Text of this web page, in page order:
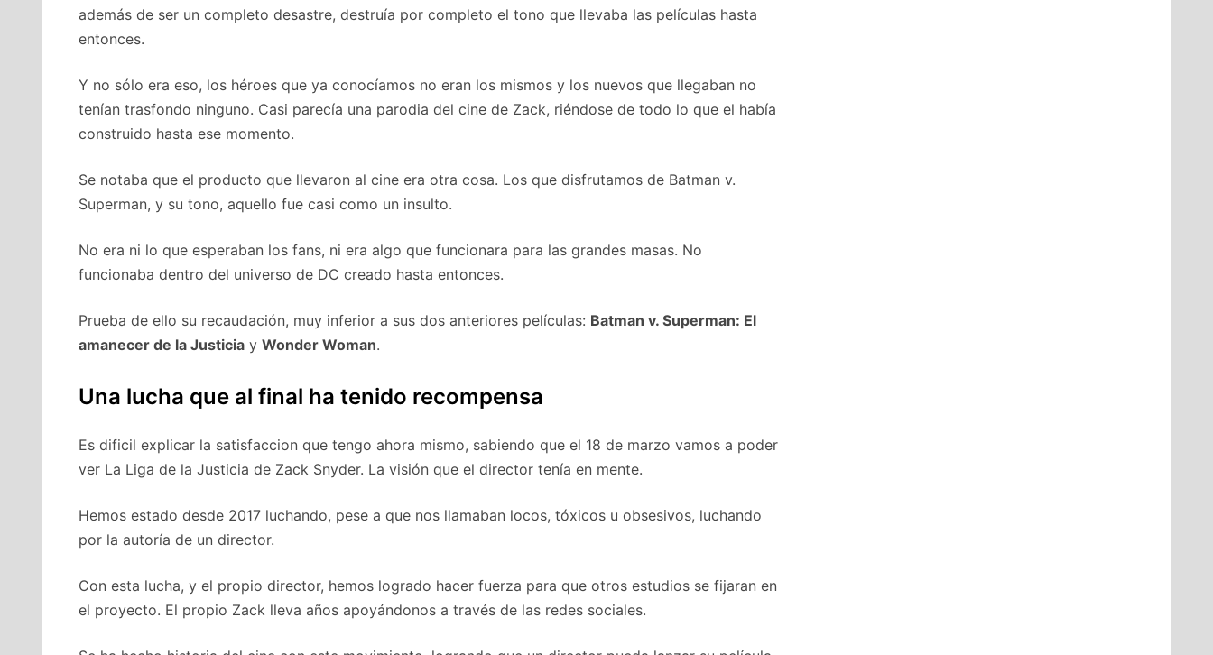
además de ser un completo desastre, destruía por completo el tono que llevaba las películas hasta
entonces.
Y no sólo era eso, los héroes que ya conocíamos no eran los mismos y los nuevos que llegaban no
tenían trasfondo ninguno. Casi parecía una parodia del cine de Zack, riéndose de todo lo que el había
construido hasta ese momento.
Se notaba que el producto que llevaron al cine era otra cosa. Los que disfrutamos de Batman v.
Superman, y su tono, aquello fue casi como un insulto.
No era ni lo que esperaban los fans, ni era algo que funcionara para las grandes masas. No
funcionaba dentro del universo de DC creado hasta entonces.
Prueba de ello su recaudación, muy inferior a sus dos anteriores películas: Batman v. Superman: El
amanecer de la Justicia y Wonder Woman.
Una lucha que al final ha tenido recompensa
Es dificil explicar la satisfaccion que tengo ahora mismo, sabiendo que el 18 de marzo vamos a poder
ver La Liga de la Justicia de Zack Snyder. La visión que el director tenía en mente.
Hemos estado desde 2017 luchando, pese a que nos llamaban locos, tóxicos u obsesivos, luchando
por la autoría de un director.
Con esta lucha, y el propio director, hemos logrado hacer fuerza para que otros estudios se fijaran en
el proyecto. El propio Zack lleva años apoyándonos a través de las redes sociales.